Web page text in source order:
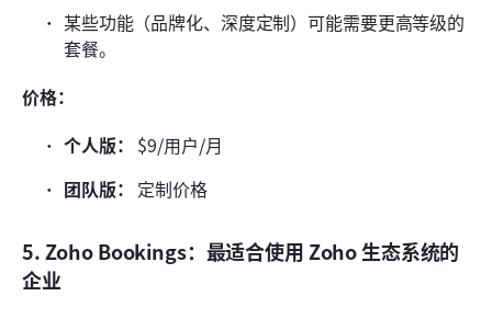
某些功能（品牌化、深度定制）可能需要更高等级的
套餐。
价格：
个人版： $9/用户/月
团队版： 定制价格
5. Zoho Bookings：最适合使用 Zoho 生态系统的
企业